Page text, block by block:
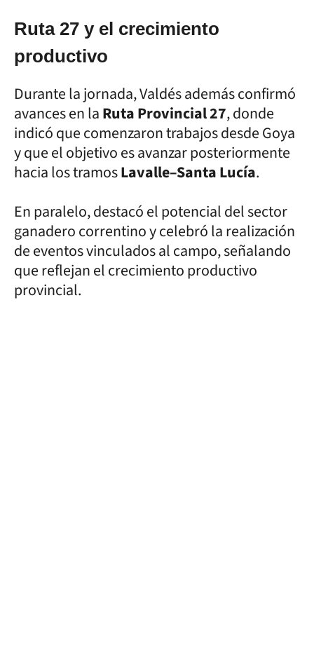
Ruta 27 y el crecimiento
productivo
Durante la jornada, Valdés además confirmó
avances en laRuta Provincial 27, donde
indicó que comenzaron trabajos desde Goya
y que el objetivo es avanzar posteriormente
hacia los tramosLavalle–Santa Lucía.
En paralelo, destacó el potencial del sector
ganadero correntino y celebró la realización
de eventos vinculados al campo, señalando
que reflejan el crecimiento productivo
provincial.